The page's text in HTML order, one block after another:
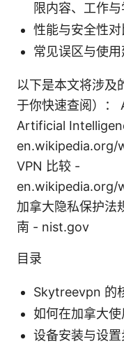
限内容、工作与
性能与安全性
常见误区与使用
以下是本文将涉及
于你快速查阅）
Artificial
en.wikipedia.org/
VPN 比较 -
en.wikipedia.org/
加拿大隐私保护
南 - nist.gov
目录
Skytreevpn 的
如何在加拿大
设备安装与设置